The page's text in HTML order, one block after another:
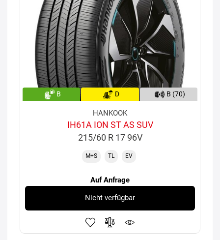
B D B (70)
HANKOOK
IH61A ION ST AS SUV
215/60 R 17 96V
M+S TL EV
Auf Anfrage
Nicht verfügbar